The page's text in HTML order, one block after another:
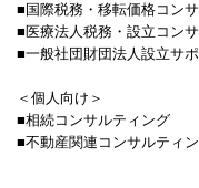
■国際税務・移転価格コン
■医療法人税務・設立コン
■一般社団財団法人設立サポ
＜個人向け＞
■相続コンサルティング
■不動産関連コンサルティ